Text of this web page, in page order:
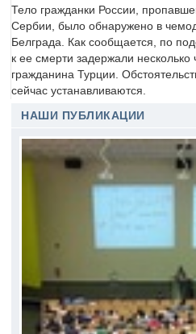
Тело гражданки России,
Сербии, было обнаружено в
Белграда. Как сообщается, по
к ее смерти задержали несколько
гражданина Турции.
сейчас устанавливаются.
НАШИ ПУБЛИКАЦИИ